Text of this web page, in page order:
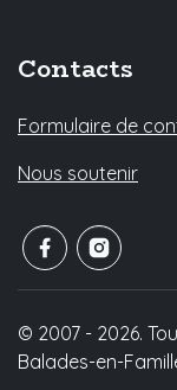
Contacts
Formulaire de
Nous soutenir
© 2007 - 2026.
Balades-en-